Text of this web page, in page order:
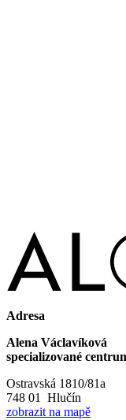
Adresa
Alena Václavíková
specializované
Ostravská 1810/81a
748 01 Hlučín
zobrazit na mapě